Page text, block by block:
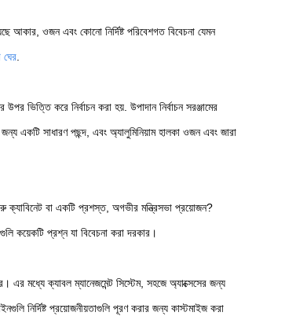
আকার, ওজন এবং কোনো নির্দিষ্ট পরিবেশগত বিবেচনা যেমন
.
ভিত্তি করে নির্বাচন করা হয়. উপাদান নির্বাচন সরঞ্জামের
একটি সাধারণ পছন্দ, এবং অ্যালুমিনিয়াম হালকা ওজন এবং জারা
ক্যাবিনেট বা একটি প্রশস্ত, অগভীর মন্ত্রিসভা প্রয়োজন?
কয়েকটি প্রশ্ন যা বিবেচনা করা দরকার।
এর মধ্যে ক্যাবল ম্যানেজমেন্ট সিস্টেম, সহজে অ্যাক্সেসের জন্য
নির্দিষ্ট প্রয়োজনীয়তাগুলি পূরণ করার জন্য কাস্টমাইজ করা